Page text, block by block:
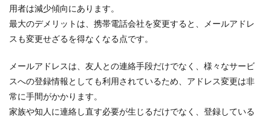
用者は減少傾向にあります。
最大のデメリットは、携帯電話会社を変更すると、メールアドレ
スも変更せざるを得なくなる点です。
メールアドレスは、友人との連絡手段だけでなく、様々なサービ
スへの登録情報としても利用されているため、アドレス変更は非
常に手間がかかります。
家族や知人に連絡し直す必要が生じるだけでなく、登録している